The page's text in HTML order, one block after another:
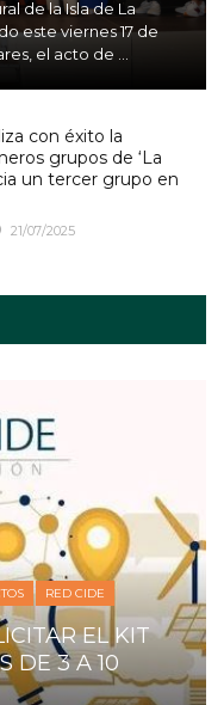
de la Isla de La
este viernes 17 de
el acto de ...
con éxito la
grupos de ‘La
un tercer grupo en
21/07/2025
RED CIDE
EL KIT
DE 3 A 10